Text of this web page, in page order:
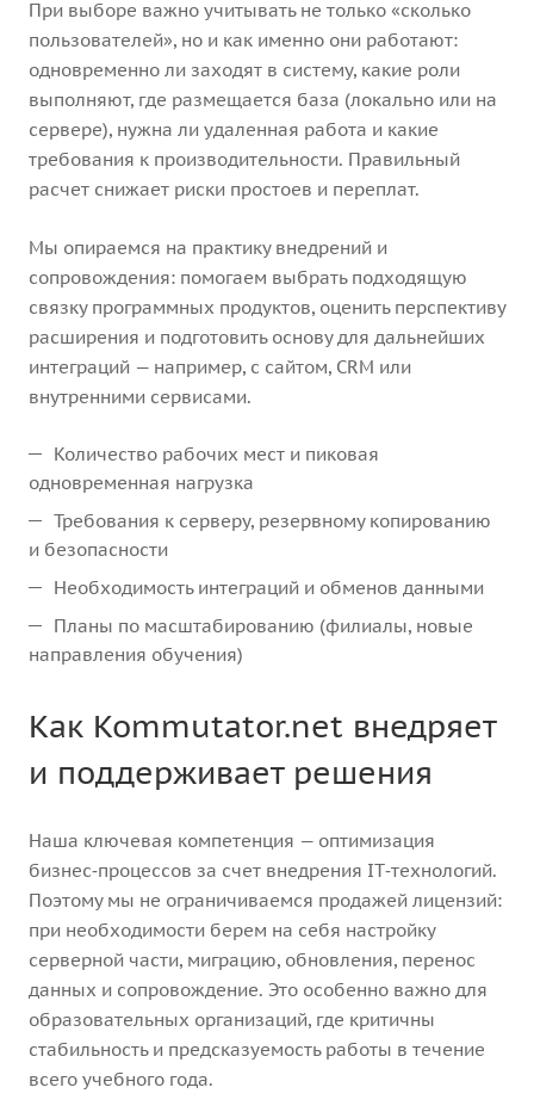
При выборе важно учитывать не только «сколько
пользователей», но и как именно они работают:
одновременно ли заходят в систему, какие роли
выполняют, где размещается база (локально или на
сервере), нужна ли удаленная работа и какие
требования к производительности. Правильный
расчет снижает риски простоев и переплат.
Мы опираемся на практику внедрений и
сопровождения: помогаем выбрать подходящую
связку программных продуктов, оценить перспективу
расширения и подготовить основу для дальнейших
интеграций — например, с сайтом, CRM или
внутренними сервисами.
Количество рабочих мест и пиковая
одновременная нагрузка
Требования к серверу, резервному копированию
и безопасности
Необходимость интеграций и обменов данными
Планы по масштабированию (филиалы, новые
направления обучения)
Как Kommutator.net внедряет
и поддерживает решения
Наша ключевая компетенция — оптимизация
бизнес‑процессов за счет внедрения IT‑технологий.
Поэтому мы не ограничиваемся продажей лицензий:
при необходимости берем на себя настройку
серверной части, миграцию, обновления, перенос
данных и сопровождение. Это особенно важно для
образовательных организаций, где критичны
стабильность и предсказуемость работы в течение
всего учебного года.